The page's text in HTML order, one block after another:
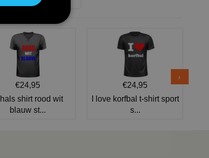
€24,95
shirt rood wit
blauw st...
€24,95
I love korfbal t-shirt sport
s...